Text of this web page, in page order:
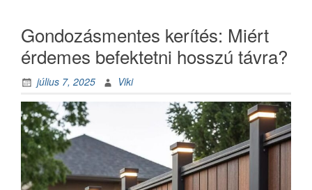
–
a
homlokzatburkolatok
új
Gondozásmentes kerítés: Miért
érdemes befektetni hosszú távra?
július 7, 2025 Viki